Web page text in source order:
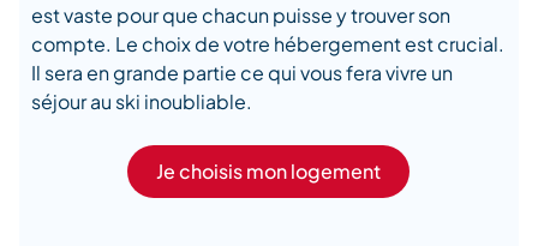
est vaste pour que chacun puisse y trouver son
compte. Le choix de votre hébergement est crucial.
Il sera en grande partie ce qui vous fera vivre un
séjour au ski inoubliable.
Je choisis mon logement